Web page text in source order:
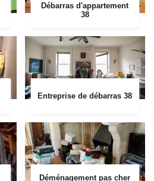
Débarras d'appartement
38
Entreprise de débarras 38
Déménagement pas cher